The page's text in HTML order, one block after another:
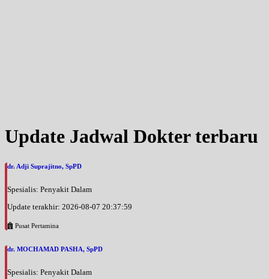
Update Jadwal Dokter terbaru
dr. Adji Suprajitno, SpPD
Spesialis: Penyakit Dalam
Update terakhir: 2026-08-07 20:37:59
Pusat Pertamina
dr. MOCHAMAD PASHA, SpPD
Spesialis: Penyakit Dalam